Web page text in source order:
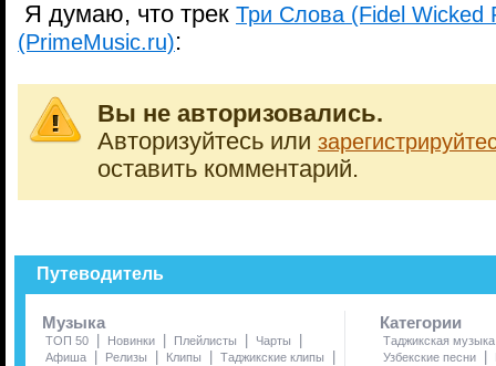
Я думаю, что трек Три Слова (Fidel Wicked
(PrimeMusic.ru):
Вы не авторизовались.
Авторизуйтесь или
оставить комментарий.
Путеводитель
Музыка
ТОП 50 Новинки Плейлисты Чарты
Афиша Релизы Клипы Таджикские клипы
Категории
Таджикская музыка
Узбекские песни